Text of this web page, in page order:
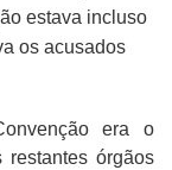
estava incluso
os acusados
era o
restantes órgãos